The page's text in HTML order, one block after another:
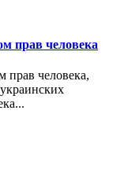
прав человека
человека,